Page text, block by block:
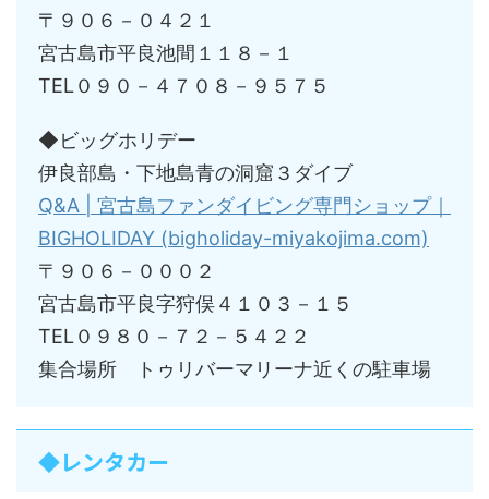
〒９０６－０４２１
宮古島市平良池間１１８－１
TEL０９０－４７０８－９５７５
◆ビッグホリデー
伊良部島・下地島青の洞窟３ダイブ
Q&A | 宮古島ファンダイビング専門ショップ｜
BIGHOLIDAY (bigholiday-miyakojima.com)
〒９０６－０００２
宮古島市平良字狩俣４１０３－１５
TEL０９８０－７２－５４２２
集合場所 トゥリバーマリーナ近くの駐車場
◆レンタカー